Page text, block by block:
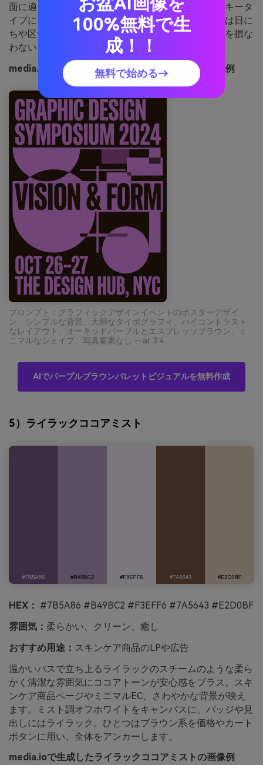
面に適しています。背景はダークに、オーキッドはキータ
イプに、ブラッシュで優しいつなぎを。タンカラーは日に
ちや区切りの小さなディテール用にとどめ、高級感を損な
わないように。
media.ioで生成したオーキッドエスプレッソの画像例
プロンプト：グラフィックデザインイベントのポスターデザイ
ン、シンプルな背景、大胆なタイポグラフィ、ハイコントラスト
なレイアウト、オーキッドパープルとエスプレッソブラウン、ミ
ニマルなシェイプ、写真要素なし --ar 3:4
AIでパープルブラウンパレットビジュアルを無料作成
5）ライラックココアミスト
HEX： #7B5A86 #B49BC2 #F3EFF6 #7A5643 #E2D0BF
雰囲気： 柔らかい、クリーン、癒し
おすすめ用途： スキンケア商品のLPや広告
温かいバスで立ち上るライラックのスチームのような柔ら
かく清潔な雰囲気にココアトーンが安心感をプラス。スキ
ンケア商品ページやミニマルEC、さわやかな背景が映え
ます。ミスト調オフホワイトをキャンバスに、バッジや見
出しにはライラック。ひとつはブラウン系を価格やカート
ボタンに用い、全体をアンカーします。
media.ioで生成したライラックココアミストの画像例
100%無料で生
成！！
無料で始める→